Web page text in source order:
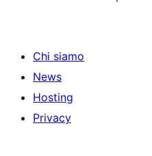
Chi siamo
News
Hosting
Privacy